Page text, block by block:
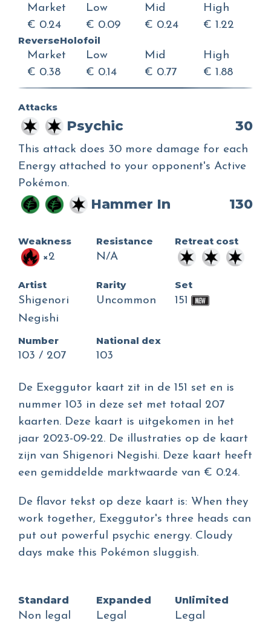
Market
€ 0.24
Low
€ 0.09
Mid
€ 0.24
High
€ 1.22
ReverseHolofoil
Market
€ 0.38
Low
€ 0.14
Mid
€ 0.77
High
€ 1.88
Attacks
Psychic 30
This attack does 30 more damage for each
Energy attached to your opponent's Active
Pokémon.
Hammer In 130
Weakness
×2
Resistance
N/A
Retreat cost
Artist
Shigenori
Negishi
Rarity
Uncommon
Set
151
Number
103 / 207
National dex
103
De Exeggutor kaart zit in de 151 set en is
nummer 103 in deze set met totaal 207
kaarten. Deze kaart is uitgekomen in het
jaar 2023-09-22. De illustraties op de kaart
zijn van Shigenori Negishi. Deze kaart heeft
een gemiddelde marktwaarde van € 0.24.
De flavor tekst op deze kaart is: When they
work together, Exeggutor's three heads can
put out powerful psychic energy. Cloudy
days make this Pokémon sluggish.
Standard
Non legal
Expanded
Legal
Unlimited
Legal